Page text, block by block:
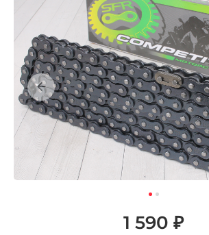
1 590 ₽